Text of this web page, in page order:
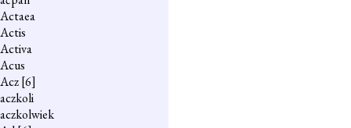
Actaea
Actis
Activa
Acus
Acz[6]
aczkoli
aczkolwiek